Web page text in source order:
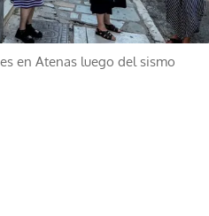
en Atenas luego del sismo